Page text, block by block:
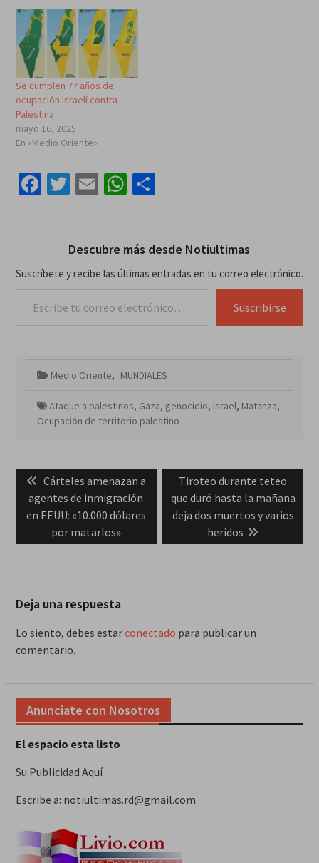
Se cumplen 77 años de
ocupación israelí contra
Palestina
mayo 16, 2025
En «Medio Oriente»
Facebook
Twitter
EmailWhatsApp
Compartir
Descubre más desde Notiultimas
Suscríbete y recibe las últimas entradas en tu correo electrónico.
Suscribirse
Medio Oriente, MUNDIALES
Ataque a palestinos, Gaza, genocidio, Israel, Matanza,
Ocupación de territorio palestino
de
entradas
Previous
post:
Cárteles amenazan a
agentes de inmigración
en EEUU: «10.000 dólares
por matarlos»
Next
post:
Tiroteo durante teteo
que duró hasta la mañana
deja dos muertos y varios
heridos
Deja una respuesta
Lo siento, debes estarconectado para publicar un
comentario.
Anunciate con Nosotros
El espacio esta listo
Su Publicidad Aquí
Escribe a: notiultimas.rd@gmail.com